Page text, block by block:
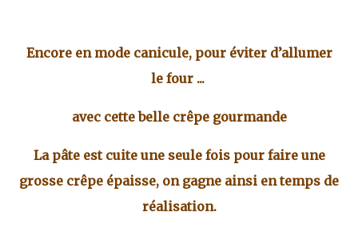
Encore en mode canicule, pour éviter d’allumer
le four ...
avec cette belle crêpe gourmande
La pâte est cuite une seule fois pour faire une
grosse crêpe épaisse, on gagne ainsi en temps de
réalisation.